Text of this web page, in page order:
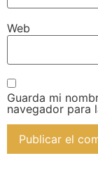
Web
Guarda mi
navegador para